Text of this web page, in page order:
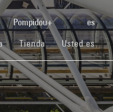
Pompidou+ es
(current)
Tienda(current)Usted es